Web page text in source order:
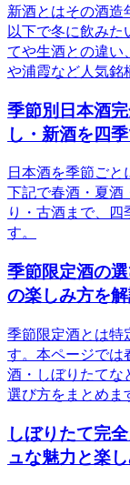
新酒とはその酒造
以下で冬に飲みた
てや生酒との違い
や浦霞など人気銘
季節別日本酒
し・新酒を四
日本酒を季節ご
下記で春酒・夏酒
り・古酒まで、
す。
季節限定酒の
の楽しみ方を
季節限定酒とは特
す。本ページでは
酒・しぼりたてな
選び方をまとめま
しぼりたて完
ュな魅力と楽